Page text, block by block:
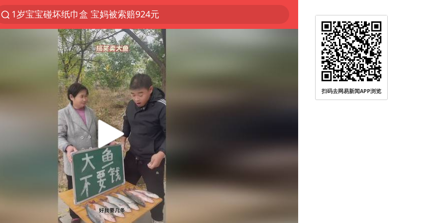
1岁宝宝碰坏纸巾盒 宝妈被索赔924元
以“新”破局 首发经济点亮城市消费活力
Meta被判支付5.67亿美元
U17国足三战全胜
47岁妈妈突然产女 26岁女儿：很震惊
台风白海豚逼近 暴雨大暴雨来袭
阿根廷足协发文力挺因凡蒂诺
21楼高空抛物嫌疑人被拘留
A股开盘：民爆、CPO等概念走强
日本广岛民众举行游行反对政府行径
日韩股市高开跳水 SK海力士下挫转跌
扫码去网易新闻APP浏览